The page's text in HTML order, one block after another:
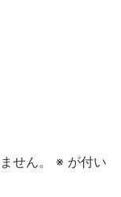
せん。 ※ が付い